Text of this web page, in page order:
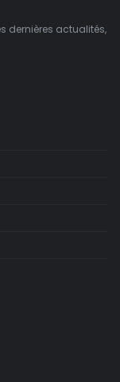
dernières actualités,